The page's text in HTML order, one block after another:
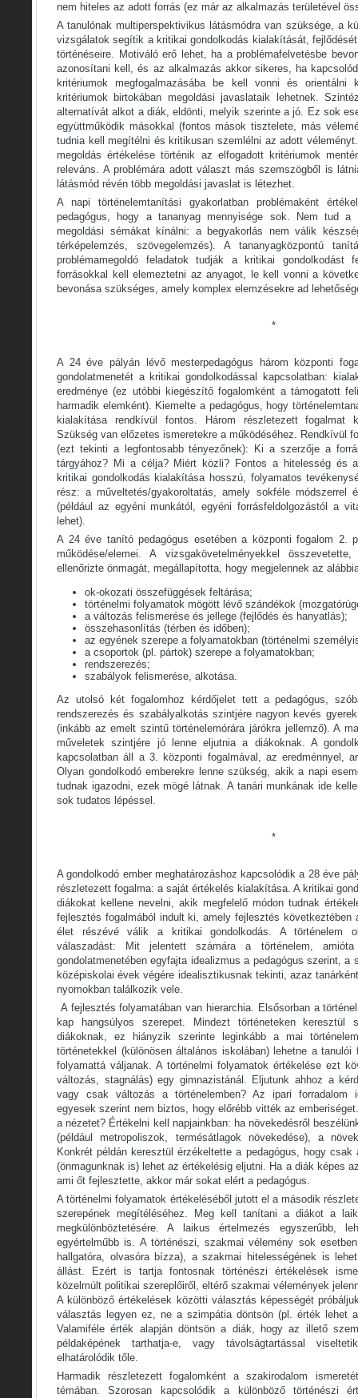
nem hiteles az adott forrás (ez már az alkalmazás területével
A tanulónak multiperspektivikus látásmódra van szüksége, a
vizsgálatok segítik a kritikai gondolkodás kialakítását,
történéseire. Motiváló erő lehet, ha a problémafelvetésbe
azonosítani kell, és az alkalmazás akkor sikeres, ha
kritériumok megfogalmazásába be kell vonni és
kritériumok birtokában megoldási javaslataik lehetnek.
alternatívát alkot a diák, eldönti, melyik szerinte a jó. Ez sok
együttműködik másokkal (fontos mások tisztelete, más
tudnia kell megítélni és kritikusan szemlélni az adott
megoldás értékelése történik az elfogadott kritériumok
releváns. A problémára adott választ más szemszögből is
látásmód révén több megoldási javaslat is létezhet.
A napi történelemtanítási gyakorlatban problémaként
pedagógus, hogy a tananyag mennyisége sok. Nem tud a
megoldási sémákat kínálni: a begyakorlás nem válik
térképelemzés, szövegelemzés). A tananyagközpontú
problémamegoldó feladatok tudják a kritikai gondolkodást
forrásokkal kell elemeztetni az anyagot, le kell vonni a
bevonása szükséges, amely komplex elemzésekre ad
*
A 24 éve pályán lévő mesterpedagógus három központi
gondolatmenetét a kritikai gondolkodással kapcsolatban:
eredménye (ez utóbbi kiegészítő fogalomként a támogatott
harmadik elemként). Kiemelte a pedagógus, hogy
kialakítása rendkívül fontos. Három részletezett fogalmat
Szükség van előzetes ismeretekre a működéséhez. Rendkívül
(ezt tekinti a legfontosabb tényezőnek): Ki a szerzője a
tárgyához? Mi a célja? Miért közli? Fontos a hitelesség és
kritikai gondolkodás kialakítása hosszú, folyamatos
rész: a műveltetés/gyakoroltatás, amely sokféle módszerrel
(például az egyéni munkától, egyéni forrásfeldolgozástól a
lehet).
A 24 éve tanító pedagógus esetében a központi fogalom 2.
működése/elemei. A vizsgakövetelményekkel
ellenőrizte önmagát, megállapította, hogy megjelennek az
ok-okozati összefüggések feltárása;
történelmi folyamatok mögött lévő szándékok
a változás felismerése és jellege (fejlődés és hanyatlás);
összehasonlítás (térben és időben);
az egyének szerepe a folyamatokban (történelmi
a csoportok (pl. pártok) szerepe a folyamatokban;
rendszerezés;
szabályok felismerése, alkotása.
Az utolsó két fogalomhoz kérdőjelet tett a pedagógus,
rendszerezés és szabályalkotás szintjére nagyon kevés
(inkább az emelt szintű történelemórára járókra jellemző). A
műveletek szintjére jó lenne eljutnia a diákoknak. A
kapcsolatban áll a 3. központi fogalmával, az eredménnyel,
Olyan gondolkodó emberekre lenne szükség, akik a napi
tudnak igazodni, ezek mögé látnak. A tanári munkának ide
sok tudatos lépéssel.
*
A gondolkodó ember meghatározáshoz kapcsolódik a 28 éve
részletezett fogalma: a saját értékelés kialakítása. A kritikai
diákokat kellene nevelni, akik megfelelő módon tudnak
fejlesztés fogalmából indult ki, amely fejlesztés
élet részévé válik a kritikai gondolkodás. A történelem
válaszadást: Mit jelentett számára a történelem,
gondolatmenetében egyfajta idealizmus a pedagógus szerint, a
középiskolai évek végére idealisztikusnak tekinti, azaz
nyomokban találkozik vele.
A fejlesztés folyamatában van hierarchia. Elsősorban a
kap hangsúlyos szerepet. Mindezt történeteken keresztül
diákoknak, ez hiányzik szerinte leginkább a mai
történetekkel (különösen általános iskolában) lehetne a
folyamattá váljanak. A történelmi folyamatok értékelése ezt
változás, stagnálás) egy gimnazistánál. Eljutunk ahhoz a
vagy csak változás a történelemben? Az ipari forradalom
egyesek szerint nem biztos, hogy előrébb vitték az
a nézetet? Értékelni kell napjainkban: ha növekedésről
(például metropoliszok, termésátlagok növekedése), a
Konkrét példán keresztül érzékeltette a pedagógus, hogy csak
(önmagunknak is) lehet az értékelésig eljutni. Ha a diák képes
ami őt fejlesztette, akkor már sokat elért a pedagógus.
A történelmi folyamatok értékeléséből jutott el a második
szerepének megítéléséhez. Meg kell tanítani a diákot a
megkülönböztetésére. A laikus értelmezés egyszerűbb,
egyértelműbb is. A történészi, szakmai vélemény sok
hallgatóra, olvasóra bízza), a szakmai hitelességének is
állást. Ezért is tartja fontosnak történészi értékelések
közelmúlt politikai szereplőiről, eltérő szakmai vélemények
A különböző értékelések közötti választás képességét
választás legyen ez, ne a szimpátia döntsön (pl. érték lehet
Valamiféle érték alapján döntsön a diák, hogy az illető
példaképének tarthatja-e, vagy távolságtartással
elhatárolódik tőle.
Harmadik részletezett fogalomként a szakirodalom
témában. Szorosan kapcsolódik a különböző történészi